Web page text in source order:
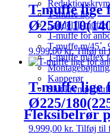
T-muffe lige
Saddel T-muffe
T-muffe for
T-muffe m/45˚-
T-muffe m/flex
Kapperør
Slut
Fleksibelrør
T-muffe lige
Ø250/
9.999,00kr. Tilføj til
T-muffe lige
Ø225/
9.999,00 kr. Tilføj til